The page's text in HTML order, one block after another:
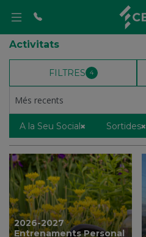
Activitats
FILTRES 4
A la Seu Social Sortides
2026-2027
Entrenaments Personal